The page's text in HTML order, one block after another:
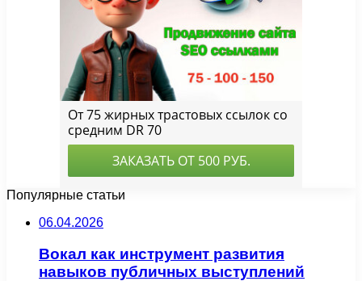
Популярные статьи
06.04.2026
Вокал как инструмент развития
навыков публичных выступлений